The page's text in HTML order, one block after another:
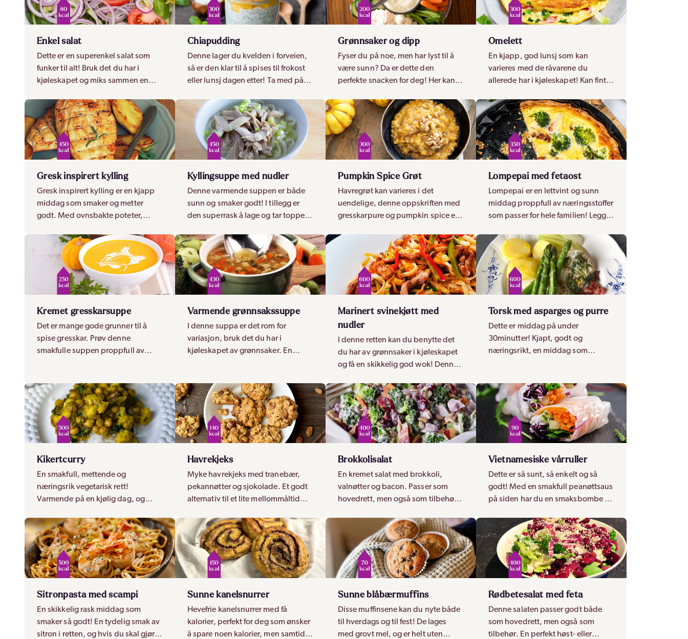
Enkel salat
Dette er en superenkel salat som
funker til alt! Bruk det du har i
kjøleskapet og miks sammen en
middagen.
Chiapudding
Denne lager du kvelden i forveien,
så er den klar til å spises til frokost
eller lunsj dagen etter! Ta med på
Grønnsaker og dipp
Fyser du på noe, men har lyst til å
være sunn? Da er dette den
perfekte snacken for deg! Her kan
sprenger kaloriinntaket.
Omelett
En kjapp, god lunsj som kan
varieres med de råvarene du
allerede har i kjøleskapet! Kan fint
Gresk inspirert kylling
Gresk inspirert kylling er en kjapp
middag som smaker og metter
godt. Med ovnsbakte poteter,
måltid!
Kyllingsuppe med nudler
Denne varmende suppen er både
sunn og smaker godt! I tillegg er
den superrask å lage og tar toppen
Pumpkin Spice Grøt
Havregrøt kan varieres i det
uendelige, denne oppskriften med
gresskarpure og pumpkin spice er
Lompepai med fetaost
Lompepai er en lettvint og sunn
middag proppfull av næringsstoffer
som passer for hele familien! Legg
Kremet gresskarsuppe
Det er mange gode grunner til å
spise gresskar. Prøv denne
smakfulle suppen proppfull av
Varmende grønnsakssuppe
I denne suppa er det rom for
variasjon, bruk det du har i
kjøleskapet av grønnsaker. En
Marinert svinekjøtt med
nudler
I denne retten kan du benytte det
du har av grønnsaker i kjøleskapet
og få en skikkelig god wok! Denne
Torsk med asparges og purre
Dette er middag på under
30minutter! Kjapt, godt og
næringsrikt, en middag som
Kikertcurry
En smakfull, mettende og
næringsrik vegetarisk rett!
Varmende på en kjølig dag, og
kjøttfri rett.
Havrekjeks
Myke havrekjeks med tranebær,
pekannøtter og sjokolade. Et godt
alternativ til et lite mellommåltid
Brokkolisalat
En kremet salat med brokkoli,
valnøtter og bacon. Passer som
hovedrett, men også som tilbehør
Vietnamesiske vårruller
Dette er så sunt, så enkelt og så
godt! Med en smakfull peanøttsaus
på siden har du en smaksbombe av
Sitronpasta med scampi
En skikkelig rask middag som
smaker så godt! En tydelig smak av
sitron i retten, og hvis du skal gjøre
Sunne kanelsnurrer
Hevefrie kanelsnurrer med få
kalorier, perfekt for deg som ønsker
å spare noen kalorier, men samtidig
Sunne blåbærmuffins
Disse muffinsene kan du nyte både
til hverdags og til fest! De lages
med grovt mel, og er helt uten
Rødbetesalat med feta
Denne salaten passer godt både
som hovedrett, men også som
tilbehør. En perfekt høst- eller